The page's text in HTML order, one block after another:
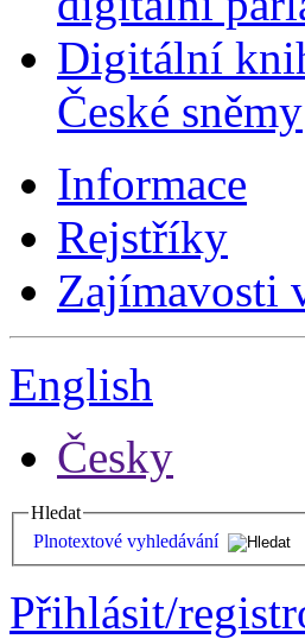
Digitální
České sněmy
Informace
Rejstříky
Zajímavosti
English
Česky
Hledat
Plnotextové vyhledávání
Přihlásit/